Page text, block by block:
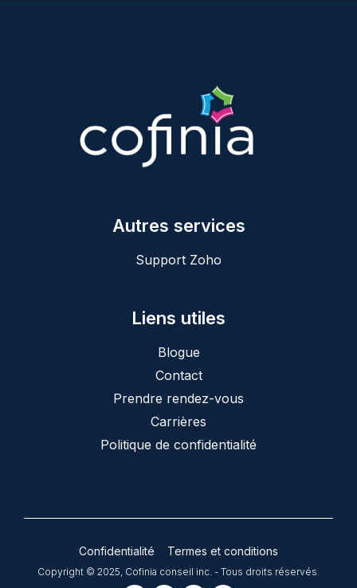
Autres services
Support Zoho
Liens utiles
Blogue
Contact
Prendre rendez-vous
Carrières
Politique de confidentialité
Confidentialité Termes et conditions
Copyright © 2025, Cofinia conseil inc. - Tous droits réservés.